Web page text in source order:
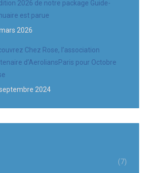
2026 de notre package Guide-
est parue
2026
Chez Rose, l’association
d’AeroliansParis pour Octobre
2024
(7)